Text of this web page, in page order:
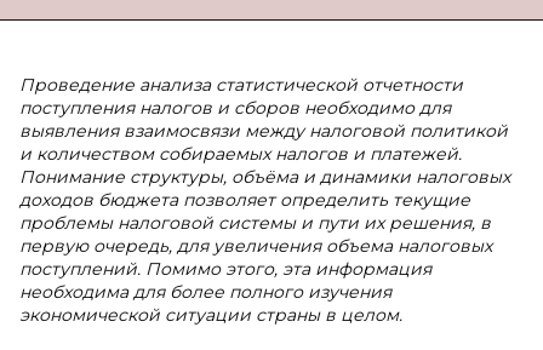
Проведение анализа статистической отчетности
поступления налогов и сборов необходимо для
выявления взаимосвязи между налоговой политикой
и количеством собираемых налогов и платежей.
Понимание структуры, объёма и динамики налоговых
доходов бюджета позволяет определить текущие
проблемы налоговой системы и пути их решения, в
первую очередь, для увеличения объема налоговых
поступлений. Помимо этого, эта информация
необходима для более полного изучения
экономической ситуации страны в целом.